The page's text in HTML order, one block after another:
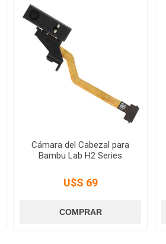
Cámara del Cabezal para
Bambu Lab H2 Series
U$S 69